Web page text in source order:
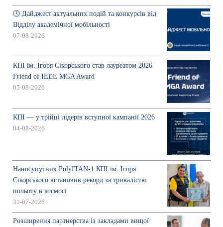
🕔 Дайджест актуальних подій та конкурсів від
Відділу академічної мобільності
07-08-2026
КПІ ім. Ігоря Сікорського став лауреатом 2026
Friend of IEEE MGA Award
05-08-2026
КПІ — у трійці лідерів вступної кампанії 2026
04-08-2026
Наносупутник PolyITAN-1 КПІ ім. Ігоря
Сікорського встановив рекорд за тривалістю
польоту в космосі
31-07-2026
Розширення партнерства із закладами вищої